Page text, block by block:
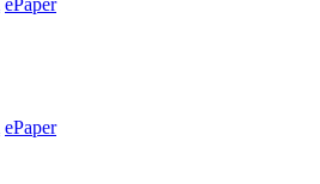
ePaper